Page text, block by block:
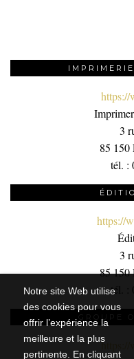
Notre site Web utilise
des cookies pour vous
offrir l’expérience la
meilleure et la plus
pertinente. En cliquant
https://
3
85
tél. :
https://
3
85
tél. :
GROUPE
https://